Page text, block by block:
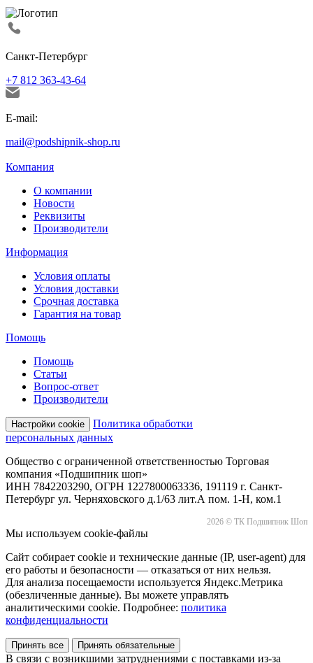
Санкт-Петербург
+7 812 363-43-64
E-mail:
mail@podshipnik-shop.ru
Компания
О компании
Новости
Реквизиты
Производители
Информация
Условия оплаты
Условия доставки
Срочная доставка
Гарантия на товар
Помощь
Помощь
Статьи
Вопрос-ответ
Производители
Настройки cookie
Политика обработки
персональных данных
Общество с ограниченной ответственностью Торговая
компания «Подшипник шоп»
ИНН 7842203290, ОГРН 1227800063336, 191119 г. Санкт-
Петербург ул. Черняховского д.1/63 лит.А пом. 1-Н, ком.1
2026 © ТК Подшипник Шоп
Мы используем cookie-файлы
Сайт собирает cookie и технические данные (IP, user-agent) для
его работы и безопасности — отказаться от них нельзя.
Для анализа посещаемости используется Яндекс.Метрика
(обезличенные данные). Вы можете управлять
аналитическими cookie. Подробнее: политика
конфиденциальности
Принять все Принять обязательные
В связи с возникшими затруднениями с поставками из-за